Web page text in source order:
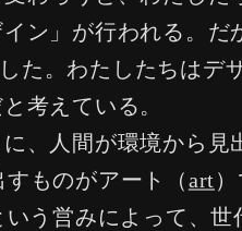
ン」が行われる。だ
た。わたしたちはデ
考えている。
、人間が環境から見
ものがアート（art
いう営みによって、世